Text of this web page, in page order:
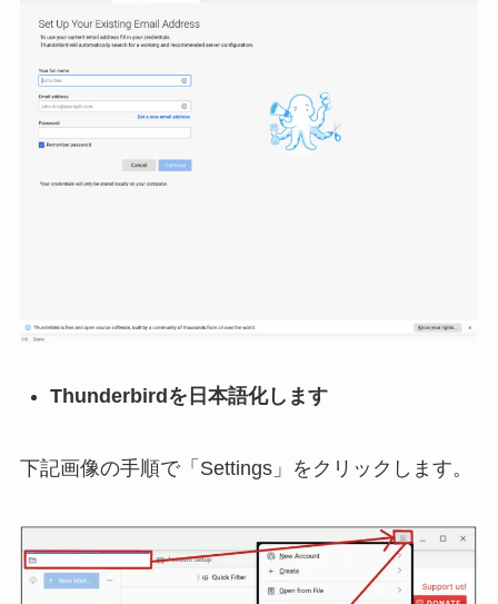
Thunderbirdを日本語化します
下記画像の手順で「Settings」をクリックします。